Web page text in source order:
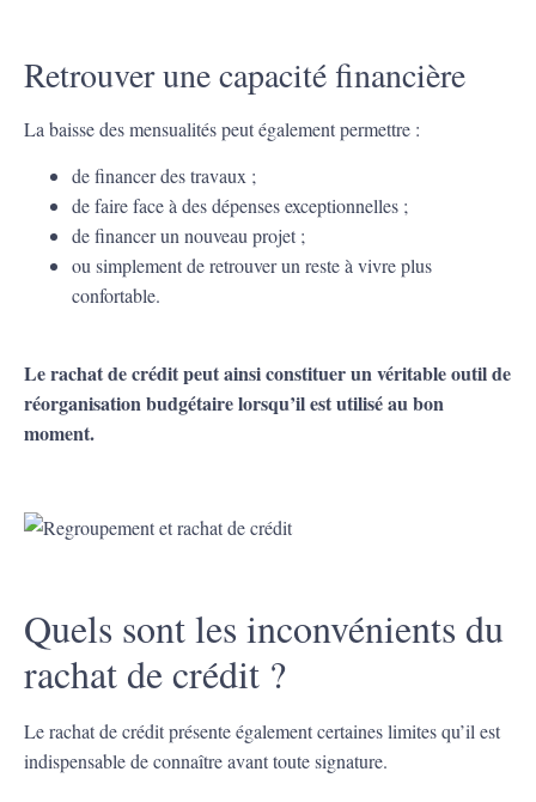
Retrouver une capacité financière
La baisse des mensualités peut également permettre :
de financer des travaux ;
de faire face à des dépenses exceptionnelles ;
de financer un nouveau projet ;
ou simplement de retrouver un reste à vivre plus
confortable.
Le rachat de crédit peut ainsi constituer un véritable outil de
réorganisation budgétaire lorsqu’il est utilisé au bon
moment.
Quels sont les inconvénients du
rachat de crédit ?
Le rachat de crédit présente également certaines limites qu’il est
indispensable de connaître avant toute signature.